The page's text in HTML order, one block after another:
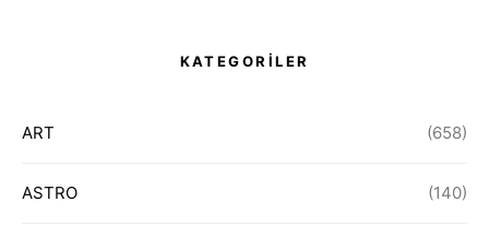
KATEGORİLER
ART (658)
ASTRO (140)